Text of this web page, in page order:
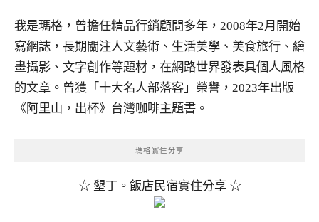
我是瑪格，曾擔任精品行銷顧問多年，2008年2月開始
寫網誌，長期關注人文藝術、生活美學、美食旅行、繪
畫攝影、文字創作等題材，在網路世界發表具個人風格
的文章。曾獲「十大名人部落客」榮譽，2023年出版
《阿里山，出杯》台灣咖啡主題書。
瑪格實住分享
☆ 墾丁。飯店民宿實住分享 ☆